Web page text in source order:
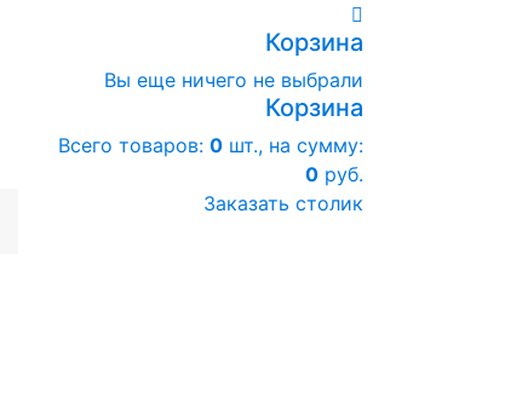
Корзина
Вы еще ничего не выбрали
Корзина
Всего товаров: 0 шт., на сумму:
0 руб.
Заказать столик